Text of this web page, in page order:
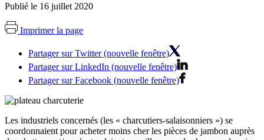
Publié le 16 juillet 2020
Imprimer la page
Partager sur Twitter (nouvelle fenêtre)
Partager sur LinkedIn (nouvelle fenêtre)
Partager sur Facebook (nouvelle fenêtre)
Les industriels concernés (les « charcutiers-salaisonniers ») se
coordonnaient pour acheter moins cher les pièces de jambon auprès